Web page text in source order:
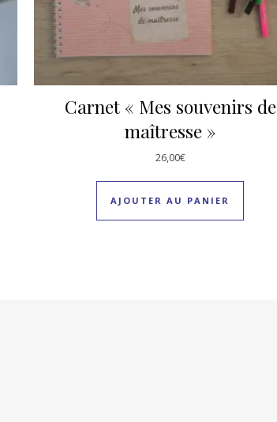
Carnet « Mes souvenirs de
maîtresse »
26,00€
AJOUTER AU PANIER